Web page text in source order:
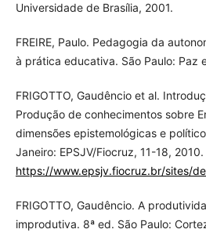
Universidade de Brasília, 2001.
FREIRE, Paulo. Pedagogia da
à prática educativa. São Paulo: Paz
FRIGOTTO, Gaudêncio et al.
Produção de conhecimentos sobre
dimensões epistemológicas e
Janeiro: EPSJV/Fiocruz, 11-18,
https://www.epsjv.fiocruz.br/sites/
FRIGOTTO, Gaudêncio. A
improdutiva. 8ª ed. São Paulo: